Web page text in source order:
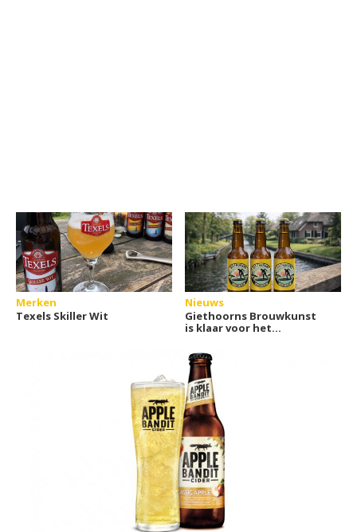
Merken
Texels Skiller Wit
Nieuws
Giethoorns Brouwkunst
is klaar voor het
bier